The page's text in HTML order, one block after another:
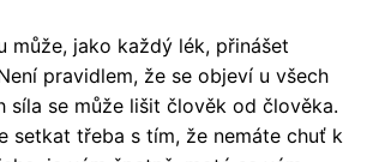
může, jako každý lék, přinášet
pravidlem, že se objeví u všech
síla se může lišit člověk od člověka.
setkat třeba s tím, že nemáte chuť k